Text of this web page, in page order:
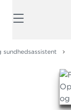
sundhedsassistent